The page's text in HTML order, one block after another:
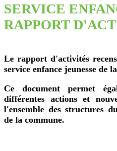
SERVICE
RAPPORT
Le rapport d'activités
service enfance jeunesse de
Ce document permet
différentes actions et
l'ensemble des structures
de la commune.